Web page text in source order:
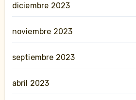
diciembre 2023
noviembre 2023
septiembre 2023
abril 2023